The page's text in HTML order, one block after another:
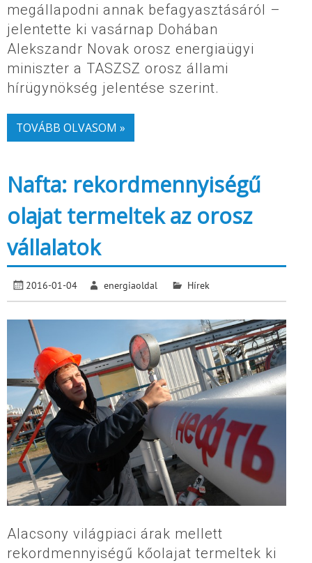
megállapodni annak befagyasztásáról –
jelentette ki vasárnap Dohában
Alekszandr Novak orosz energiaügyi
miniszter a TASZSZ orosz állami
hírügynökség jelentése szerint.
TOVÁBB OLVASOM »
Nafta: rekordmennyiségű
olajat termeltek az orosz
vállalatok
2016-01-04 energiaoldal Hírek
Alacsony világpiaci árak mellett
rekordmennyiségű kőolajat termeltek ki